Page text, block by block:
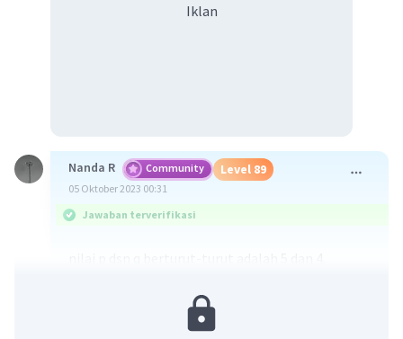
Iklan
Nanda R Community Level 89
05 Oktober 2023 00:31
Jawaban terverifikasi